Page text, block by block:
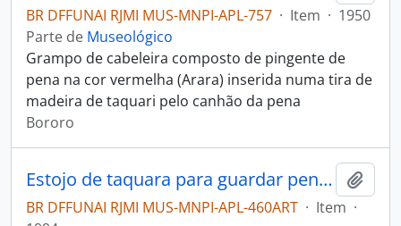
BR DFFUNAI RJMI MUS-MNPI-APL-757 · Item · 1950
Parte de Museológico
Grampo de cabeleira composto de pingente de
pena na cor vermelha (Arara) inserida numa tira de
madeira de taquari pelo canhão da pena
Bororo
Estojo de taquara para guardar penas
BR DFFUNAI RJMI MUS-MNPI-APL-460ART · Item ·